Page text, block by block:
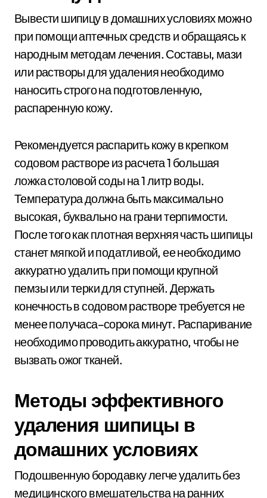
Вывести шипицу в домашних условиях можно
при помощи аптечных средств и обращаясь к
народным методам лечения. Составы, мази
или растворы для удаления необходимо
наносить строго на подготовленную,
распаренную кожу.
Рекомендуется распарить кожу в крепком
содовом растворе из расчета 1 большая
ложка столовой соды на 1 литр воды.
Температура должна быть максимально
высокая, буквально на грани терпимости.
После того как плотная верхняя часть шипицы
станет мягкой и податливой, ее необходимо
аккуратно удалить при помощи крупной
пемзы или терки для ступней. Держать
конечность в содовом растворе требуется не
менее получаса–сорока минут. Распаривание
необходимо проводить аккуратно, чтобы не
вызвать ожог тканей.
Методы эффективного
удаления шипицы в
домашних условиях
Подошвенную бородавку легче удалить без
медицинского вмешательства на ранних